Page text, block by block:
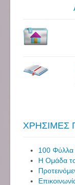
ΧΡΗΣΙΜΕΣ
100 Φύλλα
Η Ομάδα